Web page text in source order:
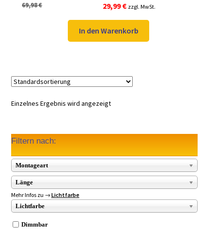
69,98€
Ursprünglicher
Preis
war:
69,98 €
29,99€Aktueller
Preis
ist:
29,99 €.
zzgl. MwSt.
In den Warenkorb
Einzelnes Ergebnis wird angezeigt
Filtern nach:
Montageart
Länge
Mehr Infos zu → Lichtfarbe
Lichtfarbe
Dimmbar